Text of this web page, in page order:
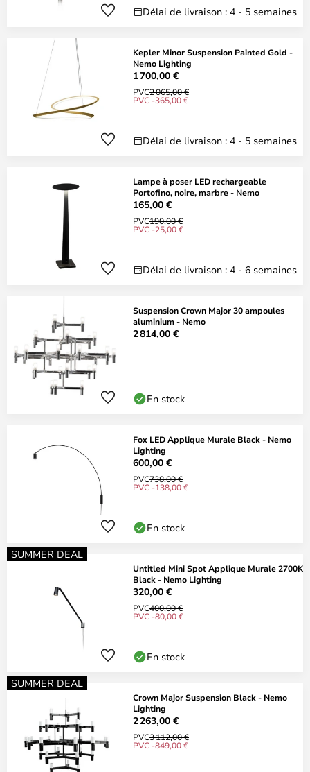
Délai de livraison : 4 - 5 semaines
Kepler Minor Suspension Painted Gold -
Nemo Lighting
1 700,00 €
PVC2 065,00 €
PVC -365,00 €
Délai de livraison : 4 - 5 semaines
Lampe à poser LED rechargeable
Portofino, noire, marbre - Nemo
165,00 €
PVC190,00 €
PVC -25,00 €
Délai de livraison : 4 - 6 semaines
Suspension Crown Major 30 ampoules
aluminium - Nemo
2 814,00 €
En stock
Fox LED Applique Murale Black - Nemo
Lighting
600,00 €
PVC738,00 €
PVC -138,00 €
En stock
SUMMER DEAL
Untitled Mini Spot Applique Murale 2700K
Black - Nemo Lighting
320,00 €
PVC400,00 €
PVC -80,00 €
En stock
SUMMER DEAL
Crown Major Suspension Black - Nemo
Lighting
2 263,00 €
PVC3 112,00 €
PVC -849,00 €